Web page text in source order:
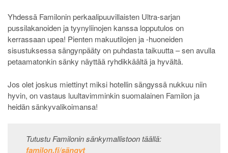
Yhdessä Familonin perkaalipuuvillaisten Ultra-sarjan
pussilakanoiden ja tyynyliinojen kanssa lopputulos on
kerrassaan upea! Pienten makuutilojen ja -huoneiden
sisustuksessa sängynpääty on puhdasta taikuutta – sen avulla
petaamatonkin sänky näyttää ryhdikkäältä ja hyvältä.
Jos olet joskus miettinyt miksi hotellin sängyssä nukkuu niin
hyvin, on vastaus luultavimminkin suomalainen Familon ja
heidän sänkyvalikoimansa!
Tutustu Familonin sänkymallistoon täällä:
familon.fi/sängyt